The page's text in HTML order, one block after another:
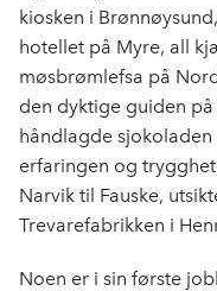
kiosken i
hotellet på Myre, all
møsbrømlefsa på
den dyktige guiden
håndlagde
erfaringen og
Narvik til Fauske,
Trevarefabrikken i
Noen er i sin første